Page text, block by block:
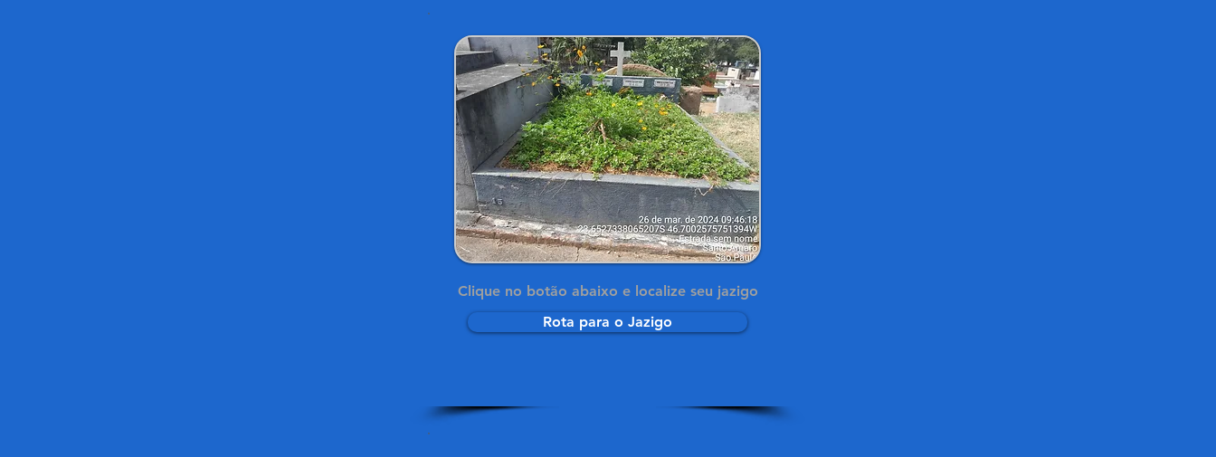
Clique no botão abaixo e localize seu jazigo
Rota para o Jazigo